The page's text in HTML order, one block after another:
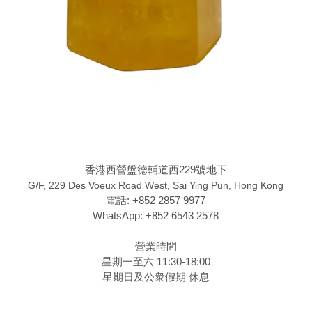
香港西營盤德輔道西229號地下
G/F, 229 Des Voeux Road West, Sai Ying Pun, Hong Kong
電話: +852 2857 9977
WhatsApp: +852 6543 2578
營業時間
星期一至六 11:30-18:00
星期日及公衆假期 休息